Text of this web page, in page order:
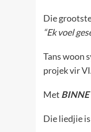
Die
“Ek voel
Tans woon
projek vir
Met BINNE
Die liedjie